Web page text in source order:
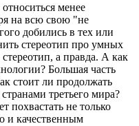
менее
на всю свою "не
добились в тех или
стереотип про умных
а правда. А как
Большая часть
стоит ли продолжать
третьего мира?
похвастать не только
и качественным